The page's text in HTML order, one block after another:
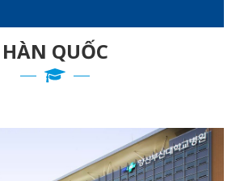
HÀN QUỐC